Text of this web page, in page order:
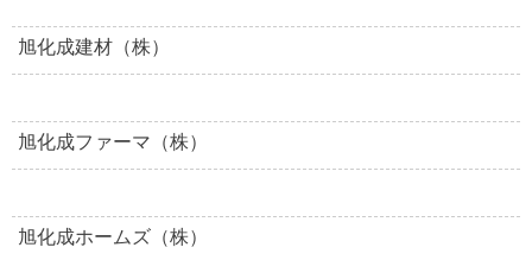
旭化成建材（株）
旭化成ファーマ（株）
旭化成ホームズ（株）